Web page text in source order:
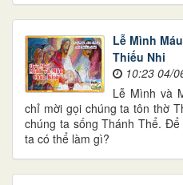
Lễ Mình
Thiếu Nhi
10:23 04/
Lễ Mình và
chỉ mời gọi chúng ta tôn thờ
chúng ta sống Thánh Thể.
ta có thể làm gì?